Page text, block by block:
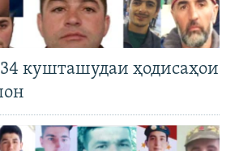
кушташудаи ҳодисаҳои